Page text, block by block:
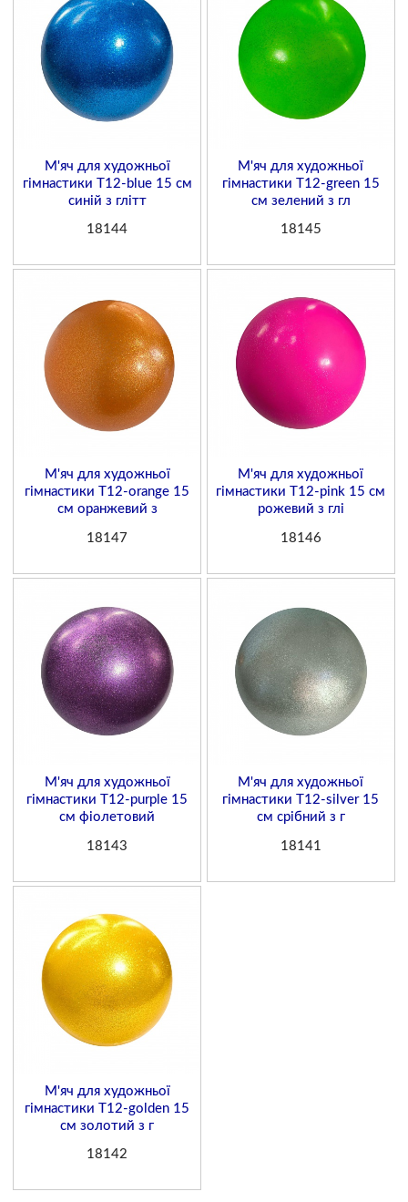
М'яч для художньої
гімнастики T12-blue 15 см
синій з глітт
18144
М'яч для художньої
гімнастики T12-green 15
см зелений з гл
18145
М'яч для художньої
гімнастики T12-orange 15
см оранжевий з
18147
М'яч для художньої
гімнастики T12-pink 15 см
рожевий з глі
18146
М'яч для художньої
гімнастики T12-purple 15
см фіолетовий
18143
М'яч для художньої
гімнастики T12-silver 15
см срібний з г
18141
М'яч для художньої
гімнастики Т12-golden 15
см золотий з г
18142